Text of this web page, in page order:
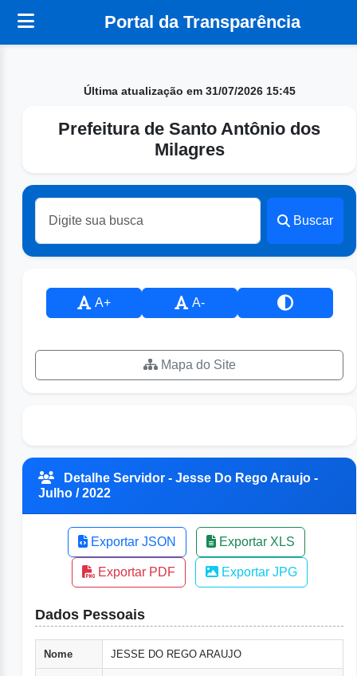
Portal da Transparência
Última atualização em 31/07/2026 15:45
Prefeitura de Santo Antônio dos
Milagres
Buscar
A+ A-
Mapa do Site
Detalhe Servidor - Jesse Do Rego Araujo -
Julho / 2022
Exportar JSON Exportar XLS
Exportar PDF Exportar JPG
Dados Pessoais
Nome JESSE DO REGO ARAUJO